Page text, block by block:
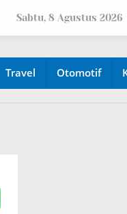
Sabtu, 8 Agustus 2026
Travel Otomotif